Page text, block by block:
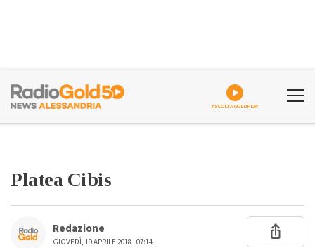
ASCOLTA GOLDPLAY
Platea Cibis
Redazione
GIOVEDÌ, 19 APRILE 2018 - 07:14